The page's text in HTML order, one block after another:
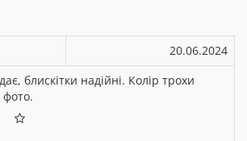
20.06.2024
блискітки надійні. Колір трохи
фото.